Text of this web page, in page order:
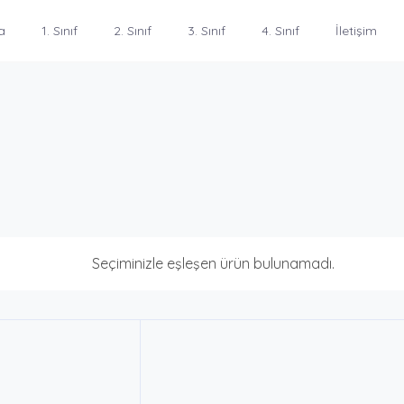
1. Sınıf 2. Sınıf 3. Sınıf 4. Sınıf İletişim
Seçiminizle eşleşen ürün bulunamadı.